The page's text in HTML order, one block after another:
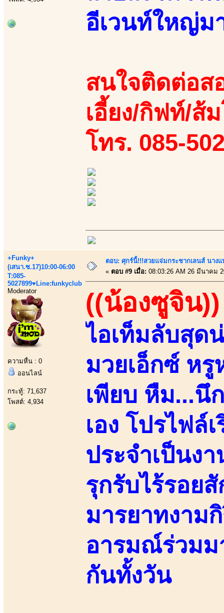
อีเวนท์ใหญ่ม
สนใจติดต่อส
เอี้ยง/กิฟท์/ส้
โทร. 085-
+Funky+
(เสนา.ซ.17)10:00-06:00
T:085-
5027899♥Line:funkyclub
Moderator
ความหื่น : 0
ออนไลน์
กระทู้: 71,637
โพสต์: 4,934
ตอบ: ศุกร์นี้!!!สวยแจ่มกระชากเลนส์ นาง
« ตอบ #9 เมื่อ: 08:03:26 AM 26 มีนาคม
((น้องซูจิน))
ไอเท็มลับสุด
มวยเอ็กซ์ ห
เพียบ หืม...นึ
เอง โปรไฟล์
ประจำเป็นง
รุกรับไร้รอย
มารยาทงาม
อารมณ์ร่วมม
กันทั้งวัน